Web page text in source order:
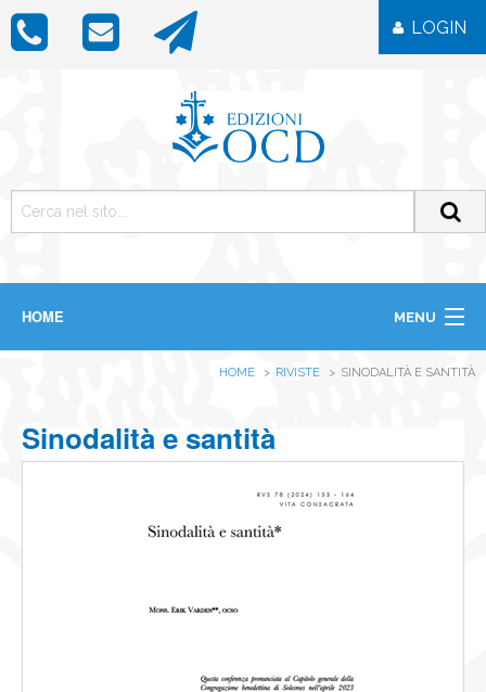
LOGIN
HOME MENU
ICONE
IMMAGINI
HOME RIVISTE SINODALITÀ E SANTITÀ
Sinodalità e santità